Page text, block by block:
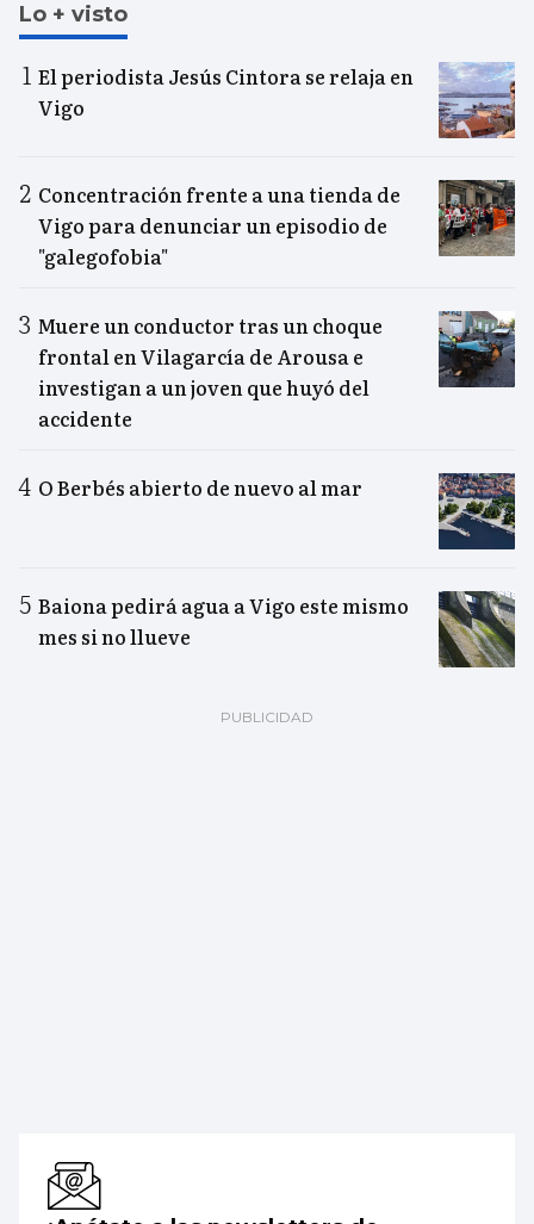
Lo + visto
El periodista Jesús Cintora se relaja en
Vigo
Concentración frente a una tienda de
Vigo para denunciar un episodio de
"galegofobia"
Muere un conductor tras un choque
frontal en Vilagarcía de Arousa e
investigan a un joven que huyó del
accidente
O Berbés abierto de nuevo al mar
Baiona pedirá agua a Vigo este mismo
mes si no llueve